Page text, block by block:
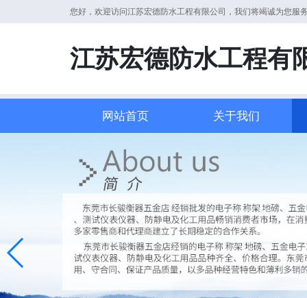
您好，欢迎访问江苏宏德防水工程有限公司，我们将竭诚为您服
江苏宏德防水工程有
网站首页 关于我们